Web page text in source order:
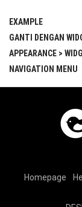
EXAMPLE
GANTI DENGAN
APPEARANCE >
NAVIGATION MENU
Homepage